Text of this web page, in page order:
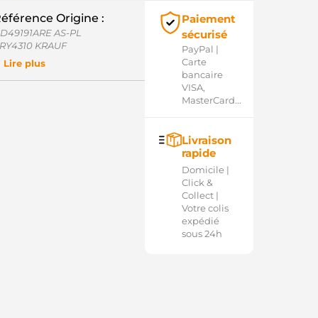
Origine :
AS-PL
KRAUF
H2005-195 MOBILETRON
4A310 HYUNDAI / KIA
Lire plus
Paiement
sécurisé
PayPal |
Carte
bancaire
VISA,
MasterCard...
Livraison
rapide
Domicile |
Click &
Collect |
Votre colis
expédié
sous 24h